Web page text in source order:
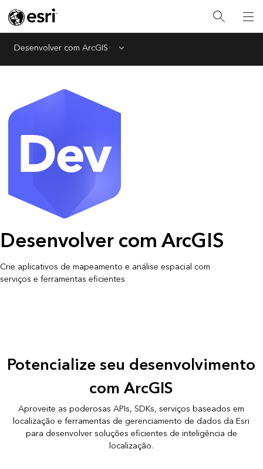
Desenvolver com ArcGIS Menu
Desenvolver com ArcGIS
Crie aplicativos de mapeamento e análise espacial com
serviços e ferramentas eficientes
Potencialize seu desenvolvimento
com ArcGIS
Aproveite as poderosas APIs, SDKs, serviços baseados em
localização e ferramentas de gerenciamento de dados da Esri
para desenvolver soluções eficientes de inteligência de
localização.